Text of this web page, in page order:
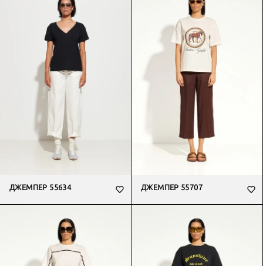
ДЖЕМПЕР 55634 ДЖЕМПЕР 55707